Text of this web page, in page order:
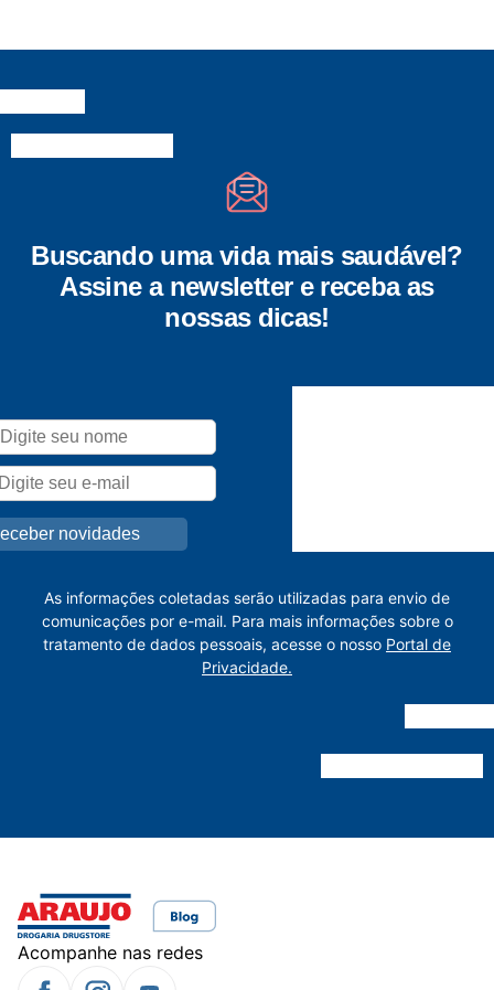
Buscando uma vida mais saudável?
Assine a newsletter e receba as
nossas dicas!
As informações coletadas serão utilizadas para envio de
comunicações por e-mail. Para mais informações sobre o
tratamento de dados pessoais, acesse o nosso Portal de
Privacidade.
Acompanhe nas redes